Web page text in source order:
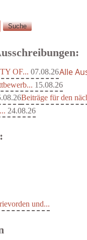
OF... 07.08.26
15.08.26
Beiträge für den
24.08.26
Alle
und...